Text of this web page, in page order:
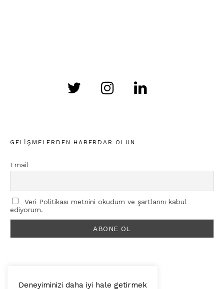
GELIŞMELERDEN HABERDAR OLUN
Email
Veri Politikası metnini okudum ve şartlarını kabul
ediyorum.
Deneyiminizi daha iyi hale getirmek